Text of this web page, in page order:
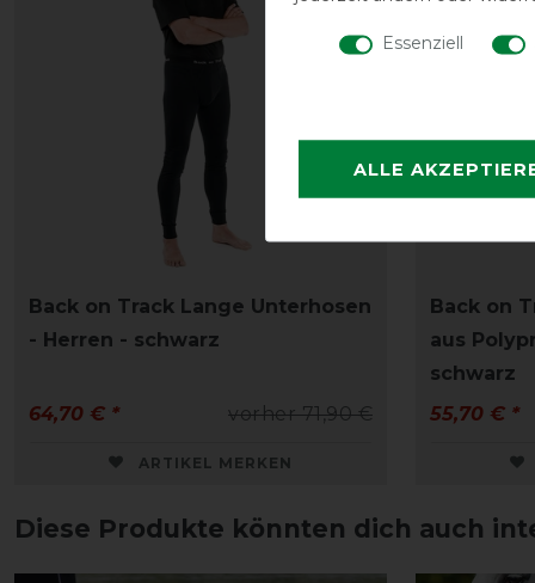
Back on Track Lange Unterhosen
- Herren - schwarz
vorher 71,90 €
64,70 € *
ARTIKEL MERKEN
Back on
aus
schwarz
55,70 € *
Diese Produkte könnten dich auch
Essenziell
ALLE